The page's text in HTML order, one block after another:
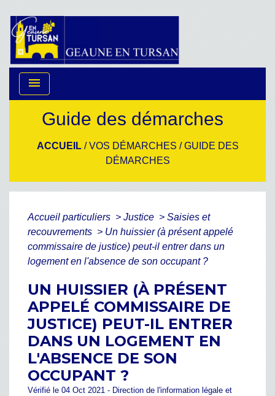
menu
Guide des démarches
ACCUEIL/VOS DÉMARCHES /GUIDE DES
DÉMARCHES
Accueil particuliers > Justice > Saisies et
recouvrements > Un huissier (à présent appelé
commissaire de justice) peut-il entrer dans un
logement en l'absence de son occupant ?
UN HUISSIER (À PRÉSENT
APPELÉ COMMISSAIRE DE
JUSTICE) PEUT-IL ENTRER
DANS UN LOGEMENT EN
L'ABSENCE DE SON
OCCUPANT ?
Vérifié le 04 Oct 2021 - Direction de l'information légale et